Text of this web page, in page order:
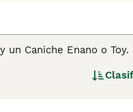
Caniche Enano o
la misma camada